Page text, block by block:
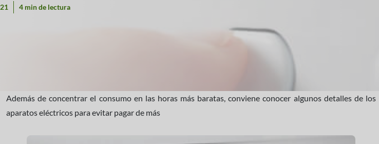
4 min de lectura
Además de concentrar el consumo en las horas más baratas, conviene conocer algunos detalles de los
aparatos eléctricos para evitar pagar de más